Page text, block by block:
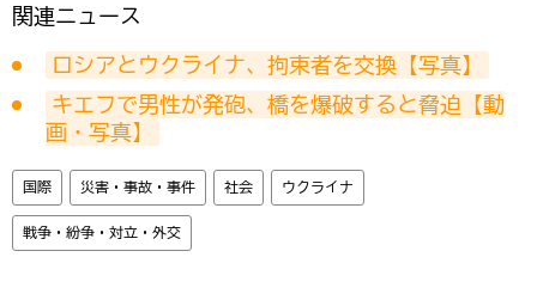
関連ニュース
ロシアとウクライナ、拘束者を交換【写真】
キエフで男性が発砲、橋を爆破すると脅迫【動
画・写真】
国際 災害・事故・事件 社会 ウクライナ
戦争・紛争・対立・外交